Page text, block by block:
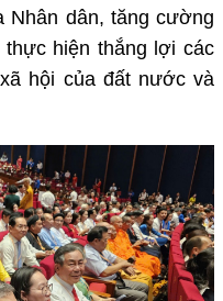
Nhân dân, tăng cường
hiện thắng lợi các
hội của đất nước và